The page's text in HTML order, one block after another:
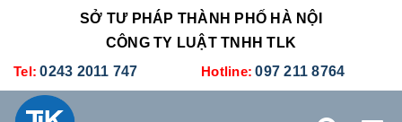
SỞ TƯ PHÁP THÀNH PHỐ HÀ NỘI
CÔNG TY LUẬT TNHH TLK
Tel: 0243 2011 747 Hotline: 097 211 8764